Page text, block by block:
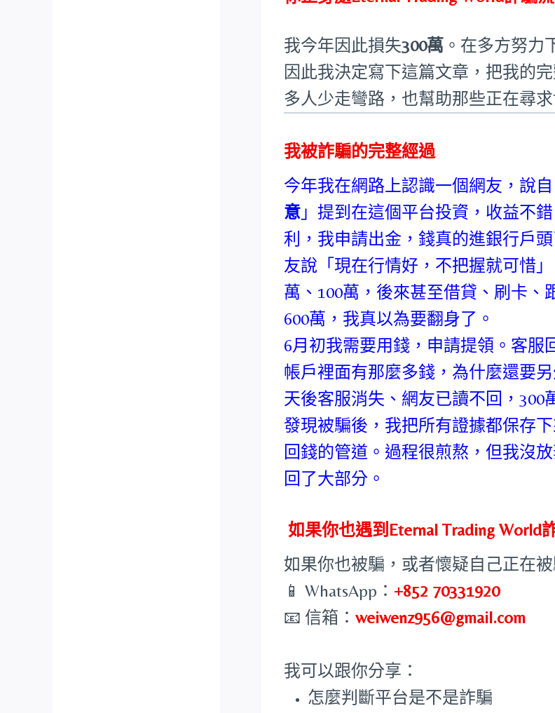
我今年因此損失300萬 。在多方努力
因此我決定寫下這篇文章，把我的
多人少走彎路，也幫助那些正在尋
我被詐騙的完整經過
今年我在網路上認識一個網友，說
意 」提到在這個平台投資，收益不
利，我申請出金，錢真的進銀行戶
友說「現在行情好，不把握就可惜
萬、100萬，後來甚至借貸、刷卡
600萬，我真以為要翻身了。
6月初我需要用錢，申請提領。客服
帳戶裡面有那麼多錢，為什麼還要
天後客服消失、網友已讀不回，300
發現被騙後，我把所有證據都保存
回錢的管道。過程很煎熬，但我沒
回了大部分。
如果你也遇到Eternal Trading World
如果你也被騙，或者懷疑自己正在被
📱 WhatsApp： +852 70331920
📧 信箱：weiwenz956@gmail.com
我可以跟你分享：
怎麼判斷平台是不是詐騙